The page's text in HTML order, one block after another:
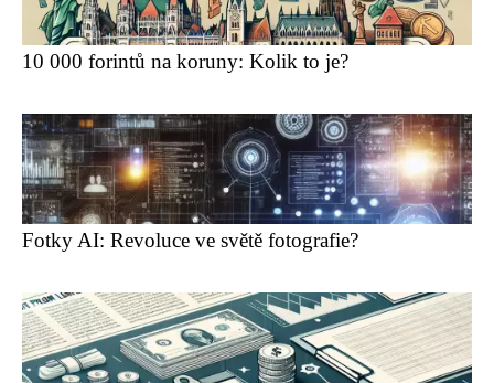
10 000 forintů na koruny: Kolik to je?
Fotky AI: Revoluce ve světě fotografie?